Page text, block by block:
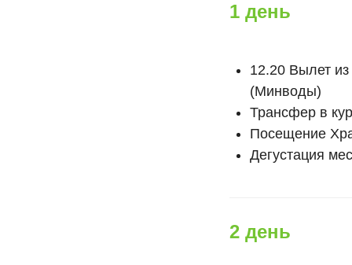
1 день
12.20 Вылет
(Минводы)
Трансфер в
Посещение
Дегустация
2 день